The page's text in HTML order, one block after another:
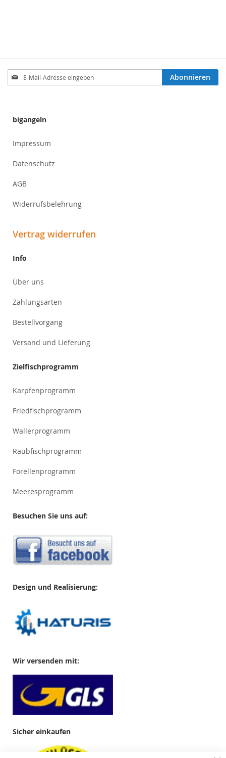
Anmeldung
zum
Abonnieren
bigangeln
Impressum
Datenschutz
AGB
Widerrufsbelehrung
Vertrag widerrufen
Info
Über uns
Zahlungsarten
Bestellvorgang
Versand und Lieferung
Zielfischprogramm
Karpfenprogramm
Friedfischprogramm
Wallerprogramm
Raubfischprogramm
Forellenprogramm
Meeresprogramm
Besuchen Sie uns auf:
Design und Realisierung:
Wir versenden mit:
Sicher einkaufen